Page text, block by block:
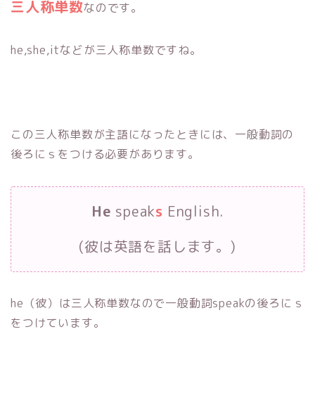
三人称単数なのです。
he,she,itなどが三人称単数ですね。
この三人称単数が主語になったときには、一般動詞の
後ろにｓをつける必要があります。
He speaks English.
(彼は英語を話します。)
he（彼）は三人称単数なので一般動詞speakの後ろにｓ
をつけています。